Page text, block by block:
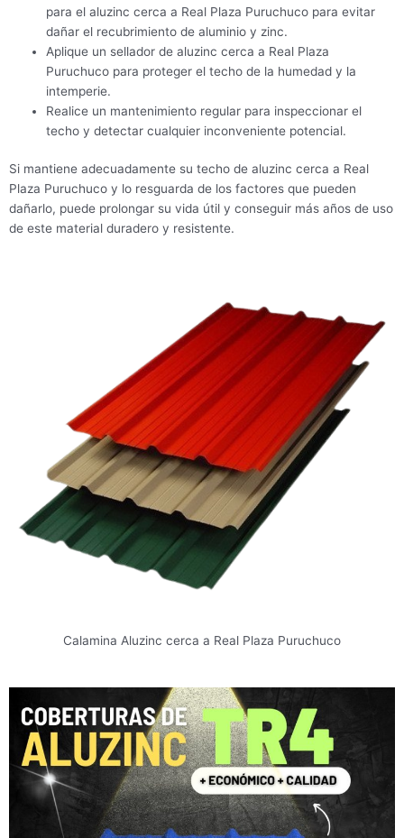
para el aluzinc cerca a Real Plaza Puruchuco para evitar
dañar el recubrimiento de aluminio y zinc.
Aplique un sellador de aluzinc cerca a Real Plaza
Puruchuco para proteger el techo de la humedad y la
intemperie.
Realice un mantenimiento regular para inspeccionar el
techo y detectar cualquier inconveniente potencial.
Si mantiene adecuadamente su techo de aluzinc cerca a Real
Plaza Puruchuco y lo resguarda de los factores que pueden
dañarlo, puede prolongar su vida útil y conseguir más años de uso
de este material duradero y resistente.
Calamina Aluzinc cerca a Real Plaza Puruchuco